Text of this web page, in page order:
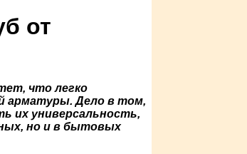
от
что легко
арматуры. Дело в том,
их универсальность,
но и в бытовых